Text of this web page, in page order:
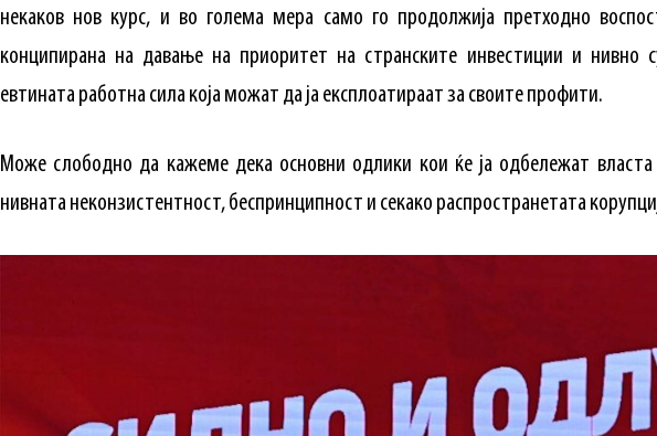
некаков нов курс, и во голема мера само го продолжија претходно
конципирана на давање на приоритет на странските инвестиции и нивно
евтината работна сила која можат да ја експлоатираат за своите профити.
Може слободно да кажеме дека основни одлики кои ќе ја одбележат
нивната неконзистентност, беспринципност и секако распространетата